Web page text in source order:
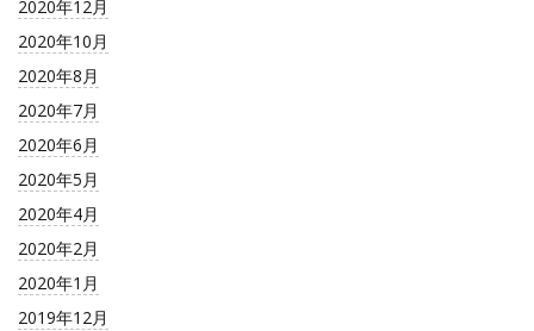
2020年12月
2020年10月
2020年8月
2020年7月
2020年6月
2020年5月
2020年4月
2020年2月
2020年1月
2019年12月